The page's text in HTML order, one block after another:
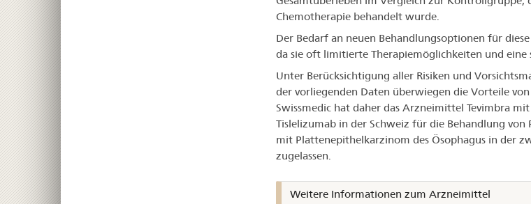
Chemotherapie behandelt wurde.
Der Bedarf an neuen Behandlungsoptionen für
da sie oft limitierte Therapiemöglichkeiten und eine
Unter Berücksichtigung aller Risiken und
der vorliegenden Daten überwiegen die Vorteile von
Swissmedic hat daher das Arzneimittel Tevimbra
Tislelizumab in der Schweiz für die Behandlung
mit Plattenepithelkarzinom des Ösophagus in der
zugelassen.
Weitere Informationen zum Arzneimittel